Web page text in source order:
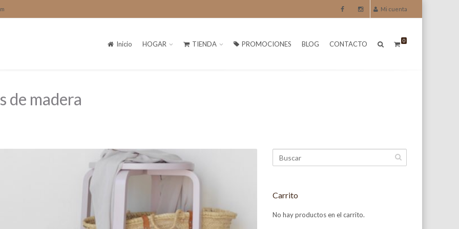
Mi cuenta
Inicio HOGAR TIENDA PROMOCIONES BLOG CONTACTO 0
de madera
Carrito
No hay productos en el carrito.